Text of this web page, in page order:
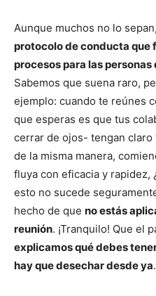
Aunque muchos no lo sepan,
protocolo de conducta que
procesos para las
Sabemos que suena raro,
ejemplo: cuando te reúnes
que esperas es que tus
cerrar de ojos- tengan
de la misma manera,
fluya con eficacia y rapidez,
esto no sucede
hecho de que no estás
reunión. ¡Tranquilo! Que el
explicamos qué debes
hay que desechar desde ya